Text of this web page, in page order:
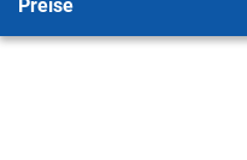
Preise